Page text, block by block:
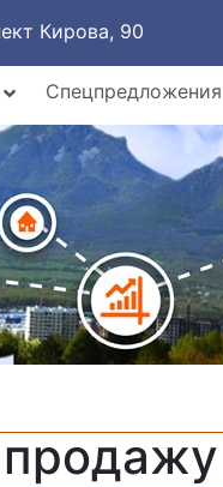
Кирова, 90
Спецпредложения